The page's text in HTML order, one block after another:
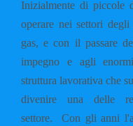
Inizialmente di piccole
operare nei settori
gas, e con il passare
impegno e agli
struttura lavorativa che
divenire una delle
settore.Con gli anni